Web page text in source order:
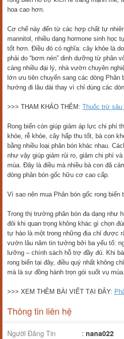
hoa cao hơn.
Cơ chế này đến từ các hợp chất tự
mannitol, nhiều dạng hormone sinh học
tốt hơn. Điều đó có nghĩa: cây khỏe là
phải do “bơm nén” dinh dưỡng từ phân
càng nhiều đại lý, nhà vườn chuyên
lớn ưu tiên chuyển sang các dòng Phân
hướng đi lâu dài thay vì chỉ dùng các
>>> THAM KHẢO THÊM: Thuốc trừ sâu
Rong biển còn giúp giảm áp lực chi phí
khỏe, rễ khỏe, cây hấp thu tốt, bà con
bằng nhiều loại phân bón khác nhau.
như vậy giúp giảm rủi ro, giảm chi phí
mùa. Đây là điều mà nhiều bà con đã
dòng phân bón gốc hữu cơ cao cấp.
Vì sao nên mua Phân bón gốc rong biển
Trong thị trường phân bón đa dạng như
đôi khi quan trọng không khác gì chọn
tự hào là một trong những địa chỉ được
vườn lâu năm tin tưởng bởi ba yếu tố:
lưỡng – chính sách hỗ trợ đầy đủ. Khi
rong biển tại đây, điều quý nhất không
mà là sự đồng hành trọn gói suốt vụ mùa.
>>> XEM THÊM BÀI VIẾT TẠI ĐÂY:
Thông tin liên hệ
Người Đăng Tin : nana022